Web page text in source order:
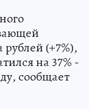
(+7%),
на 37% -
сообщает